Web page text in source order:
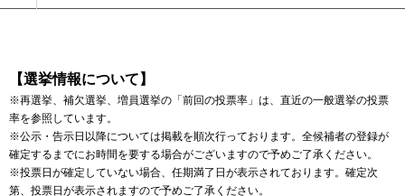
【選挙情報について】
※再選挙、補欠選挙、増員選挙の「前回の投票率」は、直近の一般選挙の投票
率を参照しています。
※公示・告示日以降については掲載を順次行っております。全候補者の登録が
確定するまでにお時間を要する場合がございますので予めご了承ください。
※投票日が確定していない場合、任期満了日が表示されております。確定次
第、投票日が表示されますので予めご了承ください。